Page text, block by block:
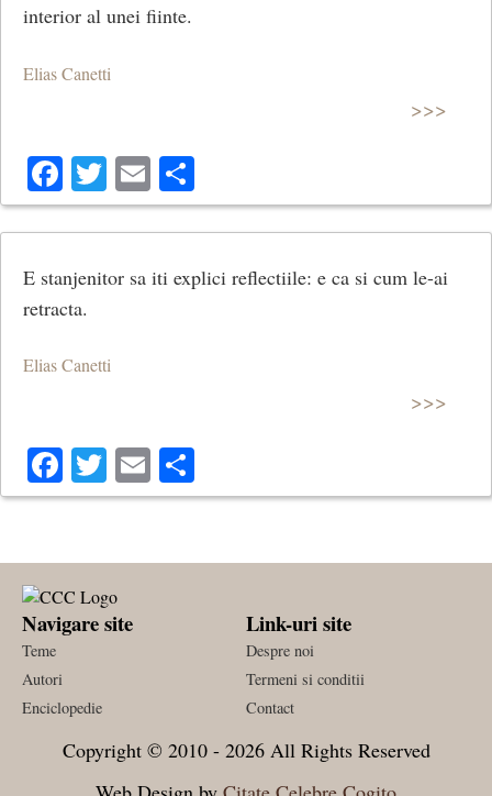
interior al unei fiinte.
Elias Canetti
>>>
Facebook
Twitter
Email
E stanjenitor sa iti explici reflectiile: e ca si cum le-ai
retracta.
Elias Canetti
>>>
Facebook
Twitter
Email
Navigare site
Teme
Autori
Enciclopedie
Link-uri site
Despre noi
Termeni si conditii
Contact
Copyright © 2010 - 2026 All Rights Reserved